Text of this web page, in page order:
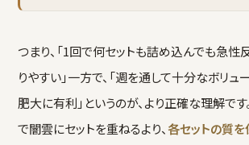
つまり、「1回で何セットも詰め込んでも急
りやすい」一方で、「週を通して十分なボリ
肥大に有利」というのが、より正確な理解です
で闇雲にセットを重ねるより、 各セットの質